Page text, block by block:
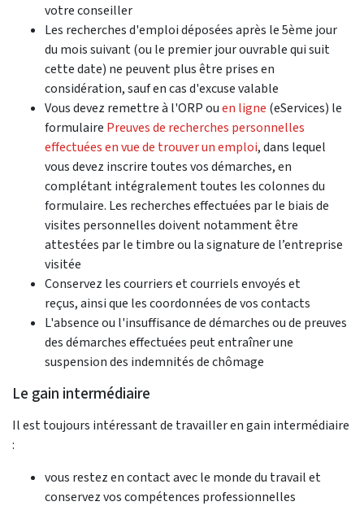
votre conseiller
Les recherches d'emploi déposées après le 5ème jour
du mois suivant (ou le premier jour ouvrable qui suit
cette date) ne peuvent plus être prises en
considération, sauf en cas d'excuse valable
Vous devez remettre à l'ORP ouen ligne (eServices) le
formulaire Preuves de recherches personnelles
effectuées en vue de trouver un emploi, dans lequel
vous devez inscrire toutes vos démarches, en
complétant intégralement toutes les colonnes du
formulaire. Les recherches effectuées par le biais de
visites personnelles doivent notamment être
attestées par le timbre ou la signature de l’entreprise
visitée
Conservez les courriers et courriels envoyés et
reçus, ainsi que les coordonnées de vos contacts
L'absence ou l'insuffisance de démarches ou de preuves
des démarches effectuées peut entraîner une
suspension des indemnités de chômage
Le gain intermédiaire
Il est toujours intéressant de travailler en gain intermédiaire
:
vous restez en contact avec le monde du travail et
conservez vos compétences professionnelles